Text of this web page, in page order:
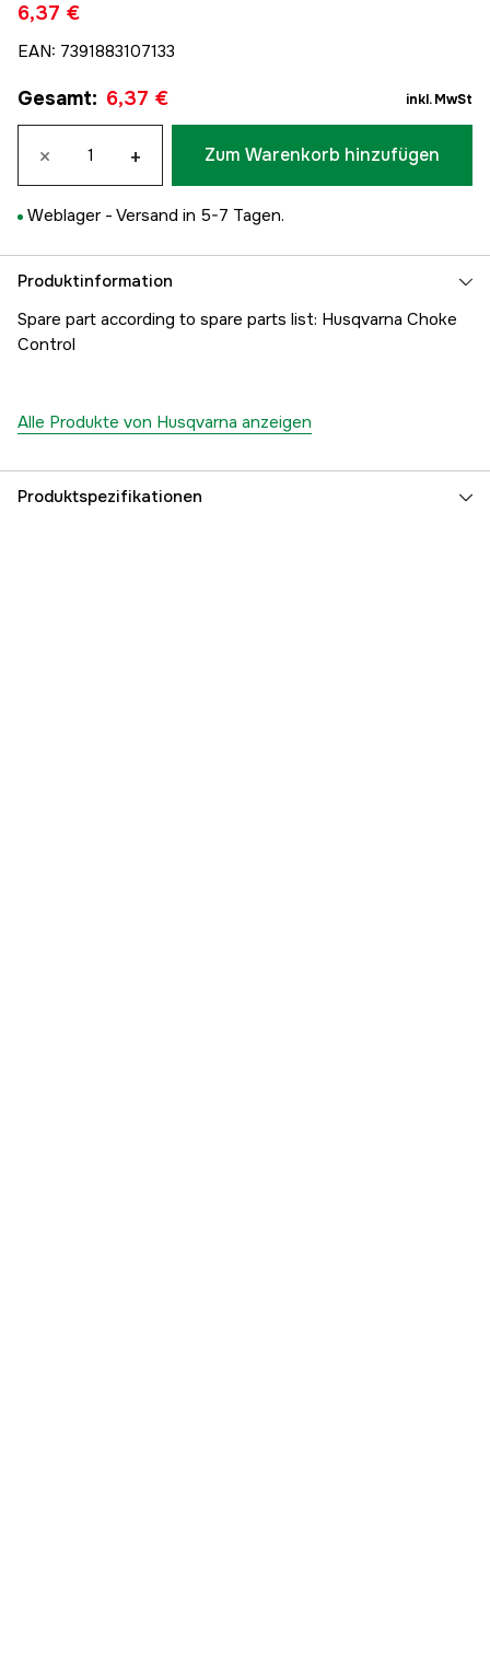
6,37 €
EAN: 7391883107133
Gesamt: 6,37 € inkl. MwSt
× + Zum Warenkorb hinzufügen
Weblager - Versand in 5-7 Tagen.
Produktinformation
Spare part according to spare parts list: Husqvarna Choke
Control
Alle Produkte von Husqvarna anzeigen
Produktspezifikationen